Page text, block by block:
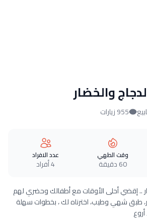
والخضار
955 زيارات
وقت الطهي
60 دقيقة
عدد الافراد
4 أفراد
.. إقضي أحلى الأوقات مع أطفالك وحضري لهم
طبق شهي وطيب، اخترناه لك ، بخطوات سهلة